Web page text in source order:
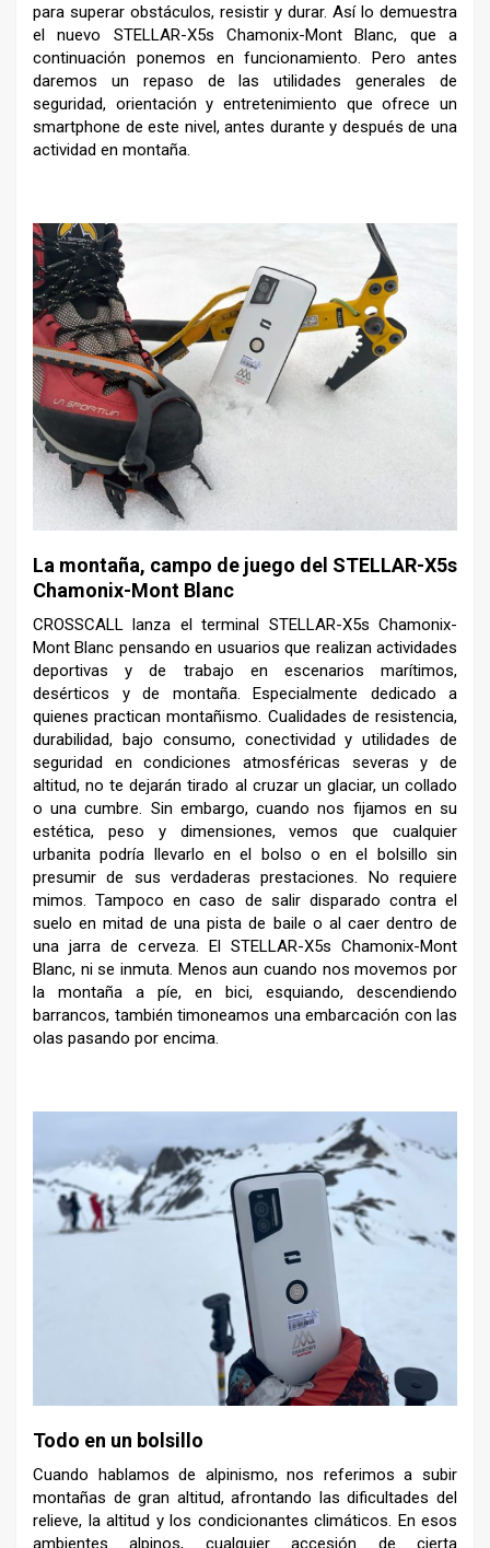
para superar obstáculos, resistir y durar. Así lo demuestra
el nuevo STELLAR-X5s Chamonix-Mont Blanc, que a
continuación ponemos en funcionamiento. Pero antes
daremos un repaso de las utilidades generales de
seguridad, orientación y entretenimiento que ofrece un
smartphone de este nivel, antes durante y después de una
actividad en montaña.
La montaña, campo de juego del STELLAR-X5s
Chamonix-Mont Blanc
CROSSCALL lanza el terminal STELLAR-X5s Chamonix-
Mont Blanc pensando en usuarios que realizan actividades
deportivas y de trabajo en escenarios marítimos,
desérticos y de montaña. Especialmente dedicado a
quienes practican montañismo. Cualidades de resistencia,
durabilidad, bajo consumo, conectividad y utilidades de
seguridad en condiciones atmosféricas severas y de
altitud, no te dejarán tirado al cruzar un glaciar, un collado
o una cumbre. Sin embargo, cuando nos fijamos en su
estética, peso y dimensiones, vemos que cualquier
urbanita podría llevarlo en el bolso o en el bolsillo sin
presumir de sus verdaderas prestaciones. No requiere
mimos. Tampoco en caso de salir disparado contra el
suelo en mitad de una pista de baile o al caer dentro de
una jarra de cerveza. El STELLAR-X5s Chamonix-Mont
Blanc, ni se inmuta. Menos aun cuando nos movemos por
la montaña a píe, en bici, esquiando, descendiendo
barrancos, también timoneamos una embarcación con las
olas pasando por encima.
Todo en un bolsillo
Cuando hablamos de alpinismo, nos referimos a subir
montañas de gran altitud, afrontando las dificultades del
relieve, la altitud y los condicionantes climáticos. En esos
ambientes alpinos, cualquier accesión de cierta